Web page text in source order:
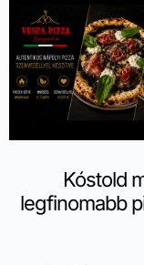
Kóstold
legfinomabb